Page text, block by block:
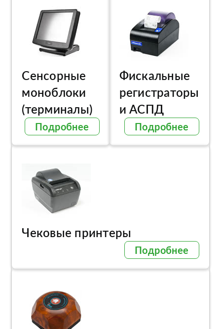
Сенсорные
моноблоки
(терминалы)
Подробнее
Фискальные
регистраторы
и АСПД
Подробнее
Чековые принтеры
Подробнее